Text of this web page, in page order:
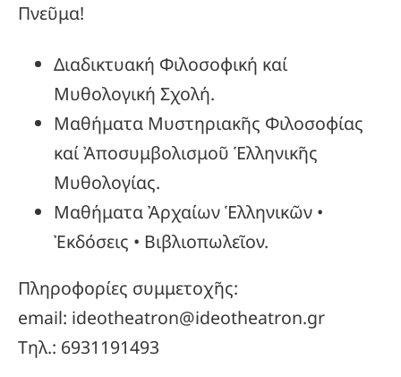
Πνεῦμα!
Διαδικτυακή Φιλοσοφική καί
Μυθολογική Σχολή.
Μαθήματα Μυστηριακῆς Φιλοσοφίας
καί Ἀποσυμβολισμοῦ Ἑλληνικῆς
Μυθολογίας.
Μαθήματα Ἀρχαίων Ἑλληνικῶν •
Ἐκδόσεις • Βιβλιοπωλεῖον.
Πληροφορίες συμμετοχῆς:
email: ideotheatron@ideotheatron.gr
Τηλ.: 6931191493